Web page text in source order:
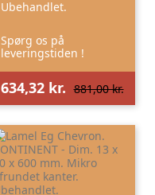
Ubehandlet.
Spørg os på
leveringstiden !
634,32 kr. 881,00 kr.